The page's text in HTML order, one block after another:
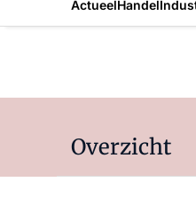
ActueelHandel
Overzicht